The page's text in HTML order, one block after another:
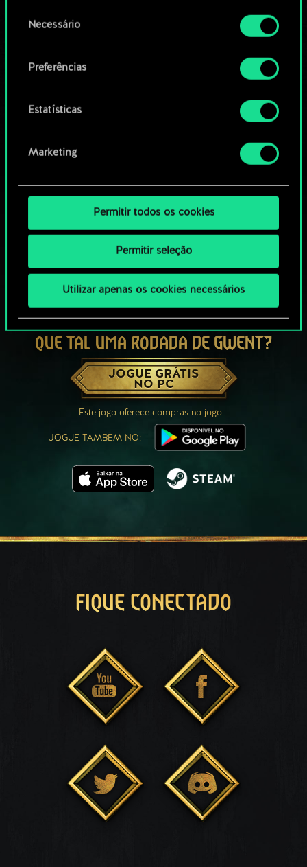
Você encontrará todos os detalhes sobre o uso
de cookies e poderá ajustar as suas preferências
no menu "Configurações" abaixo.
deNecessário
Preferências
Estatísticas
Marketing
Permitir todos os cookies
Permitir seleção
Utilizar apenas os cookies necessários
comunidade
QUE TAL UMA RODADA DE GWENT?
JOGUE GRÁTIS
NO PC
Este jogo oferece compras no jogo
JOGUE TAMBÉM NO:
FIQUE CONECTADO